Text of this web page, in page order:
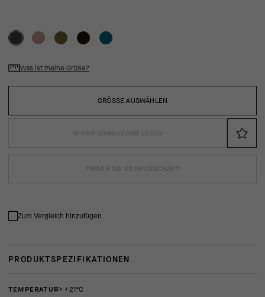
GRÖSSE AUSWÄHLEN
Was ist meine Größe?
Zum Vergleich hinzufügen
PRODUKTSPEZIFIKATIONEN
TEMPERATUR
> +21°C